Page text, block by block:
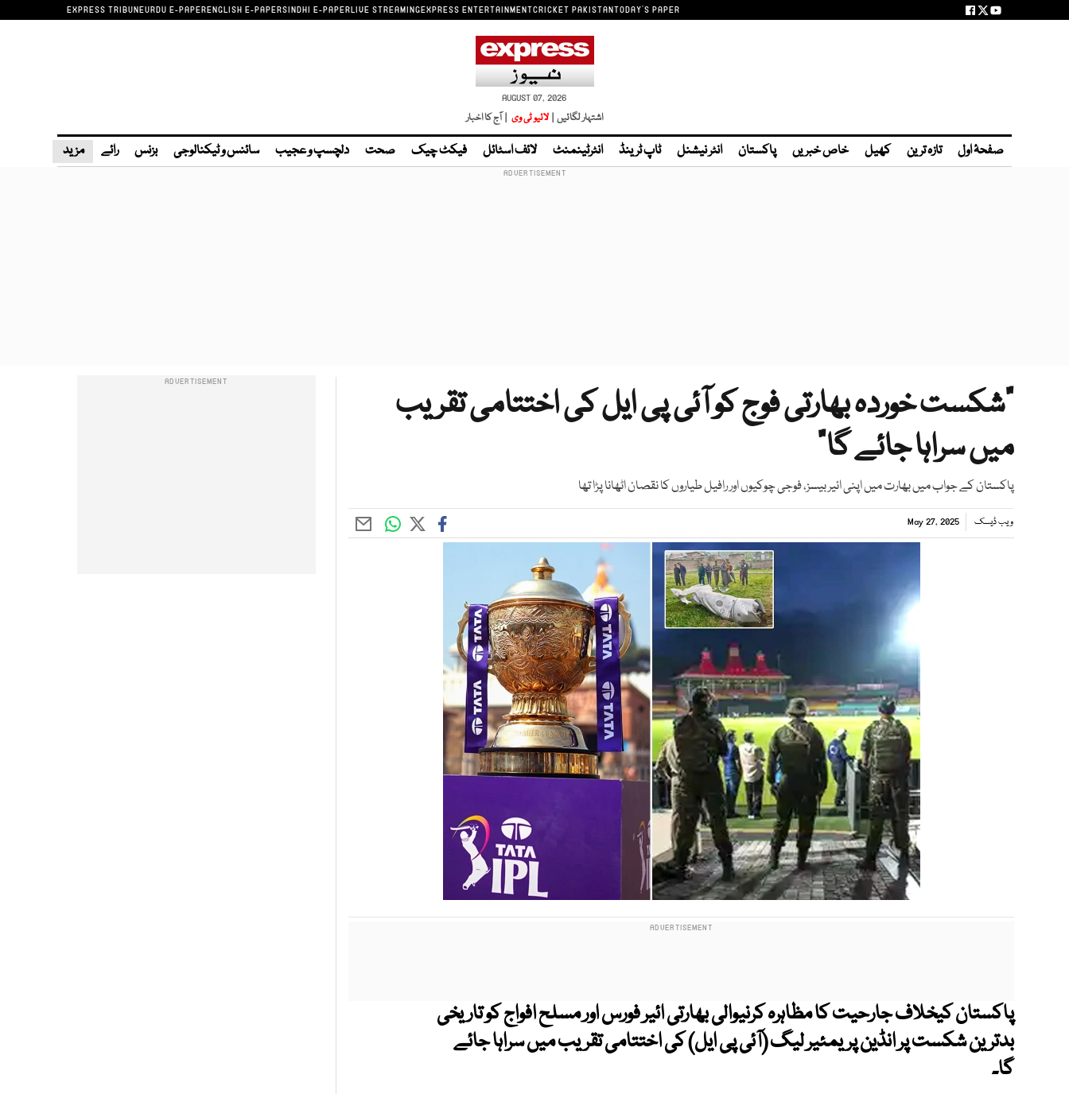
EXPRESS TRIBUNEURDU E-PAPERENGLISH E-PAPERSINDHI E-PAPERLIVE STREAMINGEXPRESS ENTERTAINMENTCRICKET PAKISTANTODAY'S PAPER
AUGUST 07, 2026
اشتہار لگائیں | لائیو ٹی وی | آج کا اخبار
صفحۂ اول تازہ ترین کھیل خاص خبریں پاکستان انٹر نیشنل ٹاپ ٹرینڈ انٹرٹینمنٹ لائف اسٹائل فیکٹ چیک صحت دلچسپ و عجیب سائنس و ٹیکنالوجی بزنس رائے مزید
"شکست خوردہ بھارتی فوج کو آئی پی ایل کی اختتامی تقریب
میں سراہا جائے گا"
پاکستان کے جواب میں بھارت میں اپنی ائیر بیسز، فوجی چوکیوں اور رافیل طیاروں کا نقصان اٹھانا پڑا تھا
ویب ڈیسک May 27, 2025
پاکستان کیخلاف جارحیت کا مظاہرہ کرنیوالی بھارتی ائیر فورس اور مسلح افواج کو تاریخی
بدترین شکست پر انڈین پریمئیر لیگ (آئی پی ایل) کی اختتامی تقریب میں سراہا جائے
گا۔